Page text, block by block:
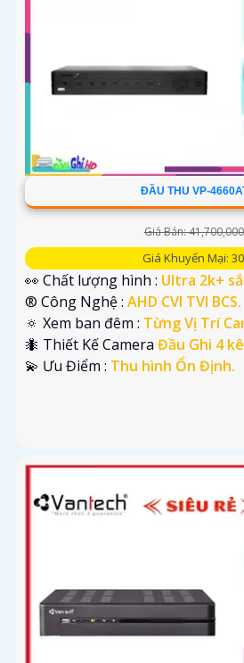
ĐẦU THU VP-
Giá Bán:
Giá Khuyến Mại:
👀 Chất lượng hình : Ultra 2k+
®️ Công Nghệ : AHD CVI TVI BCS.
🔅 Xem ban đêm : Từng Vị Trí
🐜 Thiết Kế Camera Đầu Ghi 4
️💫 Ưu Điểm : Thu hình Ổn Định.